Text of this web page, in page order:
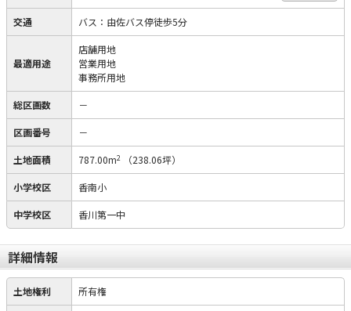
交通 バス：由佐バス停徒歩5分
最適用途
店舗用地
営業用地
事務所用地
総区画数 －
区画番号 －
土地面積 787.00m2 （238.06坪）
小学校区 香南小
中学校区 香川第一中
詳細情報
土地権利 所有権